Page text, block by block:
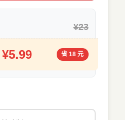
¥23
¥5.99 省 18 元